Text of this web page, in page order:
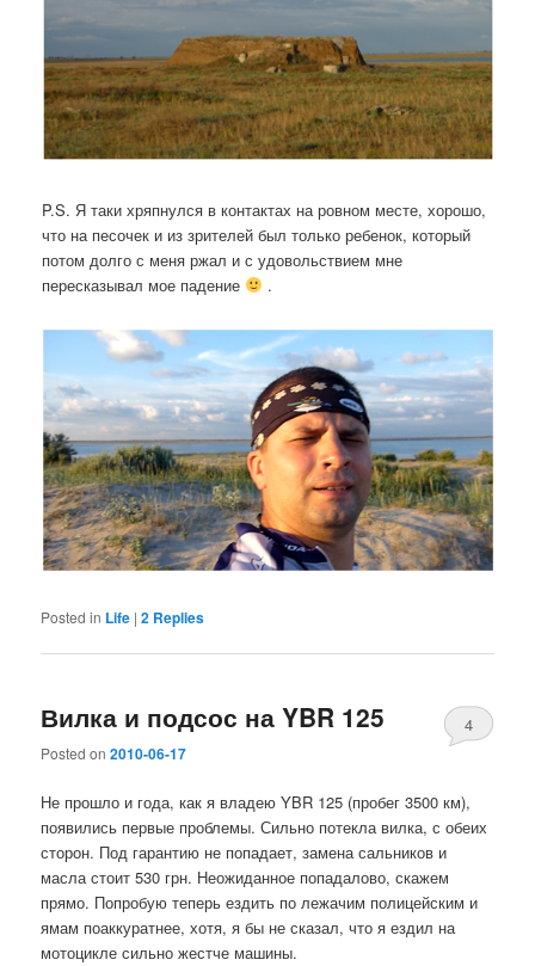
P.S. Я таки хряпнулся в контактах на ровном месте, хорошо,
что на песочек и из зрителей был только ребенок, который
потом долго с меня ржал и с удовольствием мне
пересказывал мое падение
.
Posted in Life |2 Replies
Вилка и подсос на YBR 125
Posted on2010-06-17
4
Не прошло и года, как я владею YBR 125 (пробег 3500 км),
появились первые проблемы. Сильно потекла вилка, с обеих
сторон. Под гарантию не попадает, замена сальников и
масла стоит 530 грн. Неожиданное попадалово, скажем
прямо. Попробую теперь ездить по лежачим полицейским и
ямам поаккуратнее, хотя, я бы не сказал, что я ездил на
мотоцикле сильно жестче машины.